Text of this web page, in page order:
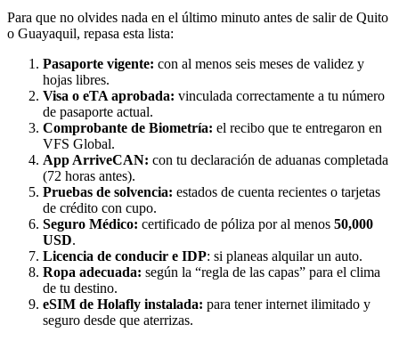
Para que no olvides nada en el último minuto antes de salir de Quito
o Guayaquil, repasa esta lista:
Pasaporte vigente: con al menos seis meses de validez y
hojas libres.
Visa o eTA aprobada: vinculada correctamente a tu número
de pasaporte actual.
Comprobante de Biometría: el recibo que te entregaron en
VFS Global.
App ArriveCAN: con tu declaración de aduanas completada
(72 horas antes).
Pruebas de solvencia: estados de cuenta recientes o tarjetas
de crédito con cupo.
Seguro Médico: certificado de póliza por al menos 50,000
USD.
Licencia de conducir e IDP: si planeas alquilar un auto.
Ropa adecuada: según la “regla de las capas” para el clima
de tu destino.
eSIM de Holafly instalada: para tener internet ilimitado y
seguro desde que aterrizas.